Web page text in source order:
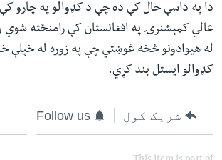
دا په داسې حال کې ده چې د کډوالو په چارو کې
عالي کمېشنرۍ په افغانستان کې رامنځته
له هیوادونو څخه غوښتي چې په زوره له خپلې
کډوالو ایستل بند کړي.
شریک کول Follow us